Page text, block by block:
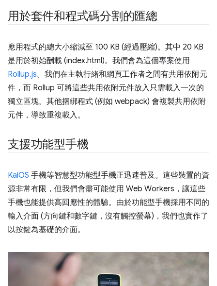
用於套件和程式碼分割的匯總
應用程式的總大小縮減至 100 KB (經過壓縮)。其中 20 KB
是用於初始酬載 (index.html)。我們會為這個專案使用
Rollup.js。我們在主執行緒和網頁工作者之間有共用依附元
件，而 Rollup 可將這些共用依附元件放入只需載入一次的
獨立區塊。其他捆綁程式 (例如 webpack) 會複製共用依附
元件，導致重複載入。
支援功能型手機
KaiOS 手機等智慧型功能型手機正迅速普及。這些裝置的資
源非常有限，但我們會盡可能使用 Web Workers，讓這些
手機也能提供高回應性的體驗。由於功能型手機採用不同的
輸入介面 (方向鍵和數字鍵，沒有觸控螢幕)，我們也實作了
以按鍵為基礎的介面。